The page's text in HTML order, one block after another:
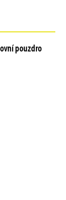
pouzdro